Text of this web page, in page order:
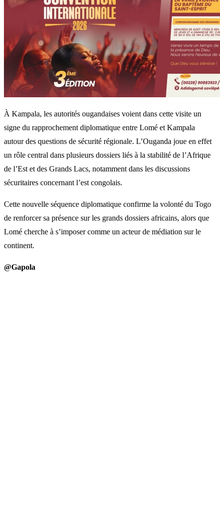
À Kampala, les autorités ougandaises voient dans cette visite un
signe du rapprochement diplomatique entre Lomé et Kampala
autour des questions de sécurité régionale. L’Ouganda joue en effet
un rôle central dans plusieurs dossiers liés à la stabilité de l’Afrique
de l’Est et des Grands Lacs, notamment dans les discussions
sécuritaires concernant l’est congolais.
Cette nouvelle séquence diplomatique confirme la volonté du Togo
de renforcer sa présence sur les grands dossiers africains, alors que
Lomé cherche à s’imposer comme un acteur de médiation sur le
continent.
@Gapola